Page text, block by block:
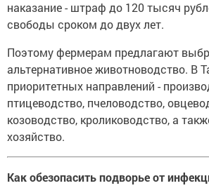
наказание - штраф до 120 тысяч
свободы сроком до двух лет.
Поэтому фермерам предлагают
альтернативное животноводство. В
приоритетных направлений -
птицеводство, пчеловодство,
козоводство, кролиководство, а
хозяйство.
Как обезопасить подворье от